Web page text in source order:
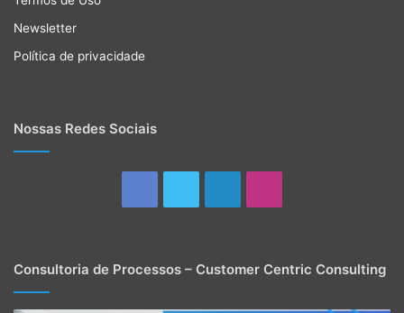
Newsletter
Política de privacidade
Nossas Redes Sociais
Consultoria de Processos – Customer Centric Consulting